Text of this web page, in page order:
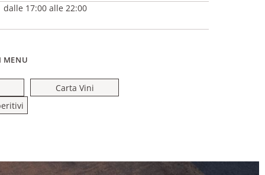
dalle 17:00 alle 22:00
MENU
Carta Vini